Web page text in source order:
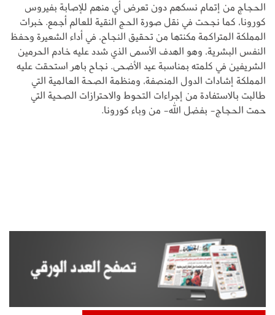
الحجاج من إتمام نسكهم دون تعرض أي منهم للإصابة بفيروس
كورونا، كما نجحت في نقل صورة الحج النقية للعالم أجمع. خبرات
المملكة المتراكمة مكنتها من تحقيق النجاح، في أداء الشعيرة وحفظ
النفس البشرية، وهو الهدف الأسمى الذي شدد عليه خادم الحرمين
الشريفين في كلمته بمناسبة عيد الأضحى. نجاح باهر استحقت عليه
المملكة إشادات الدول المنصفة، ومنظمة الصحة العالمية التي
طالبت بالاستفادة من إجراءات التحوط والاحترازات الصحية التي
حمت الحجاج- بفضل الله- من وباء كورونا.